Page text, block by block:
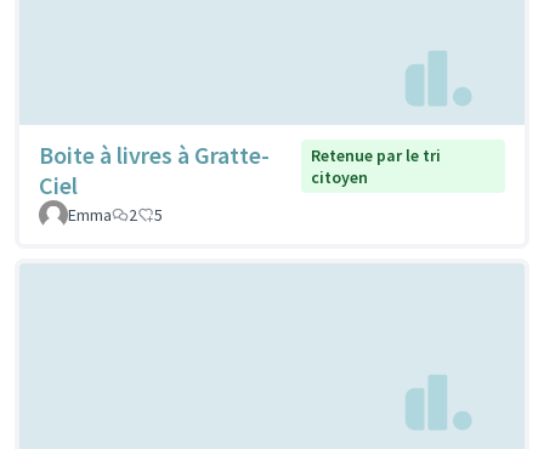
Boite à livres à Gratte-
Ciel
Retenue par le tri
citoyen
Emma
2 5